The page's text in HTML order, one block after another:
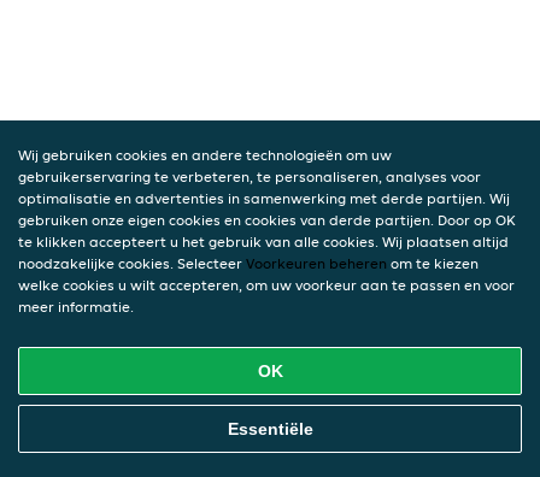
Wij gebruiken cookies en andere technologieën om uw
gebruikerservaring te verbeteren, te personaliseren, analyses voor
optimalisatie en advertenties in samenwerking met derde partijen. Wij
gebruiken onze eigen cookies en cookies van derde partijen. Door op OK
te klikken accepteert u het gebruik van alle cookies. Wij plaatsen altijd
noodzakelijke cookies. Selecteer Voorkeuren beheren om te kiezen
welke cookies u wilt accepteren, om uw voorkeur aan te passen en voor
meer informatie.
OK
Essentiële